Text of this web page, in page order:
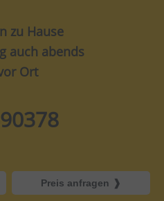
zu Hause
auch abends
Ort
Preis anfragen